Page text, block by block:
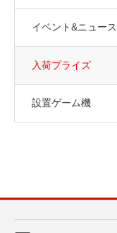
イベント&ニュース
入荷プライズ
設置ゲーム機